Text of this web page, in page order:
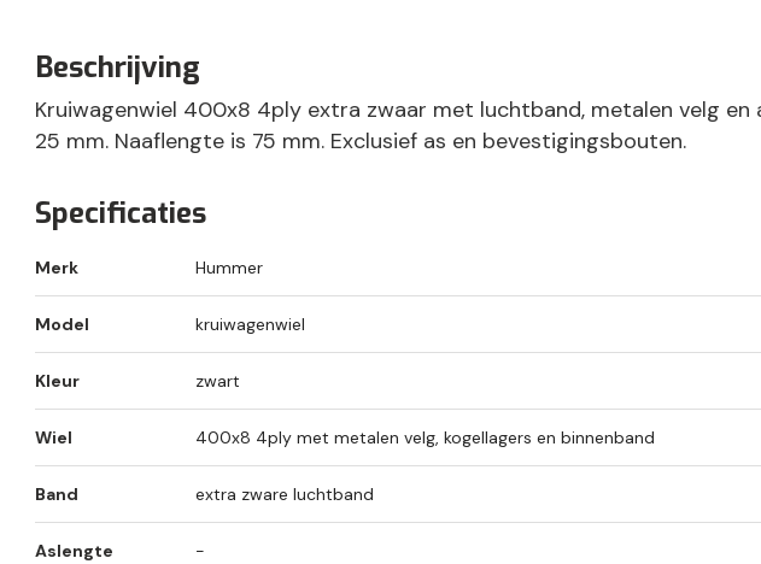
Beschrijving
Kruiwagenwiel 400x8 4ply extra zwaar met luchtband, metalen velg en
25 mm. Naaflengte is 75 mm. Exclusief as en bevestigingsbouten.
Specificaties
Merk Hummer
Model kruiwagenwiel
Kleur zwart
Wiel 400x8 4ply met metalen velg, kogellagers en binnenband
Band extra zware luchtband
Aslengte -